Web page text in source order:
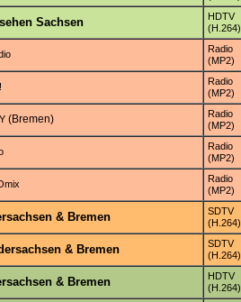
Sachsen
HDTV
(H.264)
Radio
(MP2)
Radio
(MP2)
(Bremen)
Radio
(MP2)
Radio
(MP2)
Radio
(MP2)
& Bremen
SDTV
(H.264)
& Bremen
SDTV
(H.264)
& Bremen
HDTV
(H.264)